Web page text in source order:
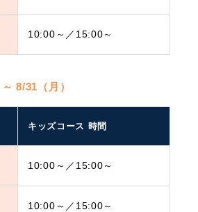
10:00～／15:00～
8/31（月）
キッズコース 時間
10:00～／15:00～
10:00～／15:00～